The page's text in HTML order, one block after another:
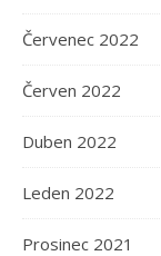
Červenec 2022
Červen 2022
Duben 2022
Leden 2022
Prosinec 2021